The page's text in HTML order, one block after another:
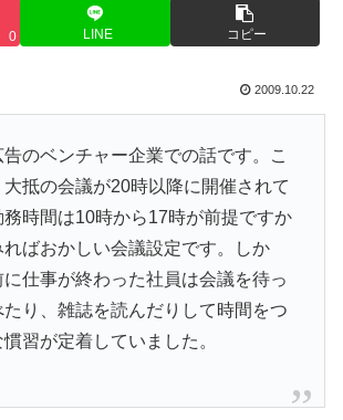
0 LINE コピー
2009.10.22
のベンチャー企業での話です。こ
抵の会議が20時以降に開催されて
時間は10時から17時が前提ですか
ればおかしい会議設定です。しか
に仕事が終わった社員は会議を待っ
り、雑誌を読んだりして時間をつ
習が定着していました。